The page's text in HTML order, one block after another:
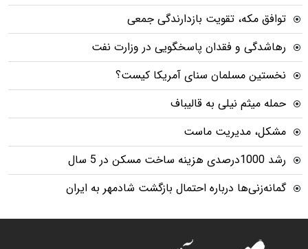
توافق مکه، تقویت بازدارندگی جمعی
رهاشدگی و فقدان پاسخگویی در وزارت نفت
نخستین مسلمان سنای آمریکا کیست؟
حمله میثم نیلی به قالیباف
مشکل، مدیریت ماست
رشد 1000درصدی هزینه ساخت مسکن در 5 سال
گمانه‌زنی‌ها درباره احتمال بازگشت شادمهر به ایران